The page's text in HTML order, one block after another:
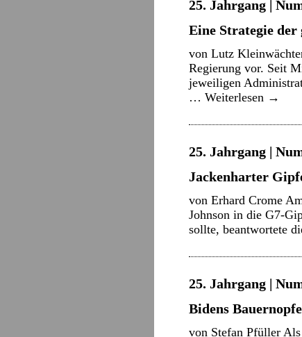
25. Jahrgang |
Eine Strategie
von Lutz
Regierung vor. Seit
jeweiligen
… Weiterlesen →
25. Jahrgang |
Jackenharter
von Erhard Crome
Johnson in die G7-
sollte, beantwortete
25. Jahrgang |
Bidens
von Stefan Pfüller